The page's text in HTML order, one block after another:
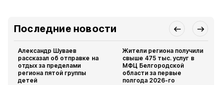
Последние новости
Александр Шуваев
рассказал об отправке на
отдых за пределами
региона пятой группы
детей
Жители региона получили
свыше 475 тыс. услуг в
МФЦ Белгородской
области за первые
полгода 2026-го